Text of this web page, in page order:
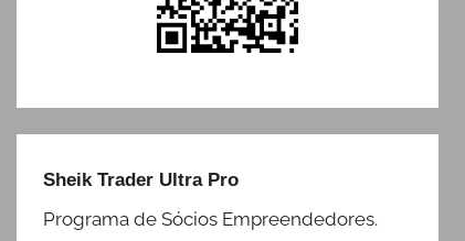
Sheik Trader Ultra Pro
Programa de Sócios Empreendedores.